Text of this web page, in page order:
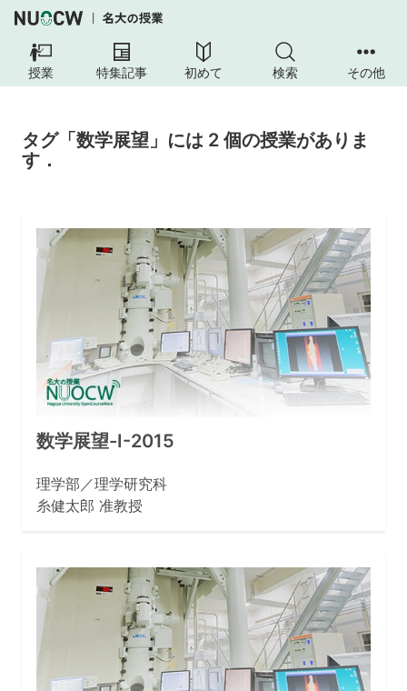
授業 特集記事 初めて 検索 その他
タグ「数学展望」には 2 個の授業がありま
す．
数学展望-I-2015
理学部／理学研究科
糸健太郎 准教授